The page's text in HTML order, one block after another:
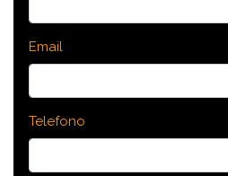
Email
Telefono